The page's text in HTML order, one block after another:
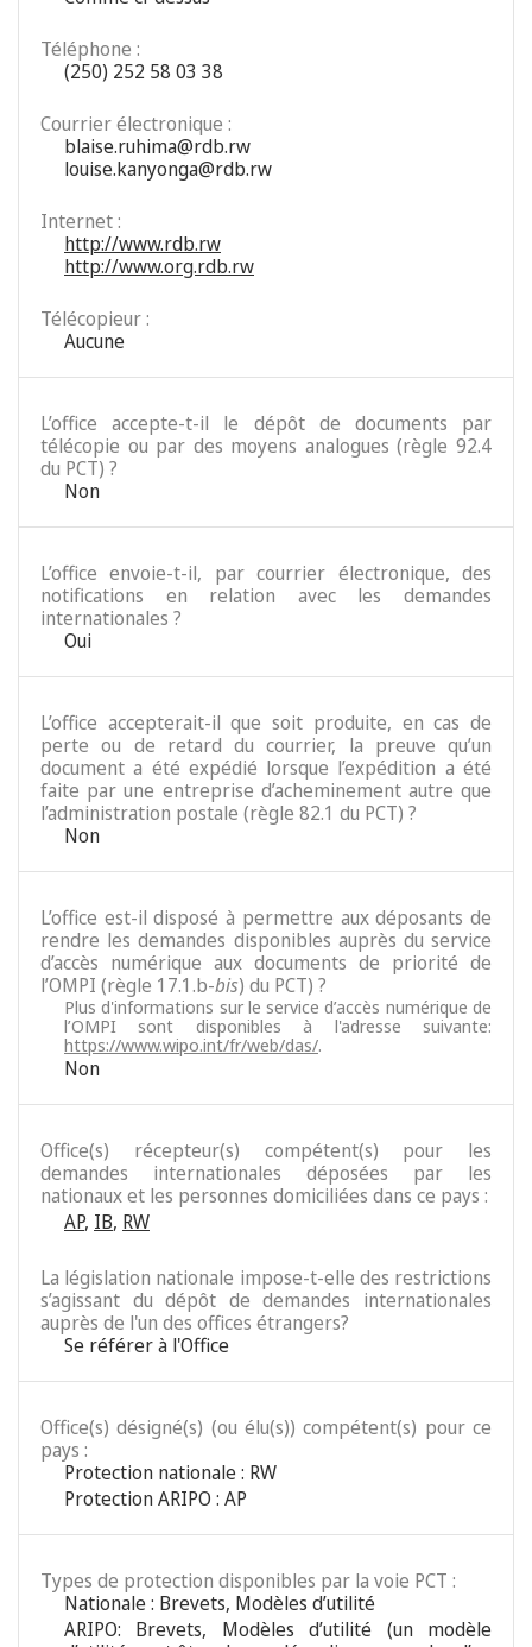
Téléphone :
(250) 252 58 03 38
Courrier électronique :
blaise.ruhima@rdb.rw
louise.kanyonga@rdb.rw
Internet :
http://www.rdb.rw
http://www.org.rdb.rw
Télécopieur :
Aucune
L’office accepte-t-il le dépôt de documents par
télécopie ou par des moyens analogues (règle 92.4
du PCT) ?
Non
L’office envoie-t-il, par courrier électronique, des
notifications en relation avec les demandes
internationales ?
Oui
L’office accepterait-il que soit produite, en cas de
perte ou de retard du courrier, la preuve qu’un
document a été expédié lorsque l’expédition a été
faite par une entreprise d’acheminement autre que
l’administration postale (règle 82.1 du PCT) ?
Non
L’office est-il disposé à permettre aux déposants de
rendre les demandes disponibles auprès du service
d’accès numérique aux documents de priorité de
l’OMPI (règle 17.1.b-bis) du PCT) ?
Plus d'informations sur le service d’accès numérique de
l’OMPI sont disponibles à l'adresse suivante:
https://www.wipo.int/fr/web/das/.
Non
Office(s) récepteur(s) compétent(s) pour les
demandes internationales déposées par les
nationaux et les personnes domiciliées dans ce pays :
AP, IB, RW
La législation nationale impose-t-elle des restrictions
s’agissant du dépôt de demandes internationales
auprès de l'un des offices étrangers?
Se référer à l'Office
Office(s) désigné(s) (ou élu(s)) compétent(s) pour ce
pays :
Protection nationale : RW
Protection ARIPO : AP
Types de protection disponibles par la voie PCT :
Nationale : Brevets, Modèles d’utilité
ARIPO: Brevets, Modèles d’utilité (un modèle